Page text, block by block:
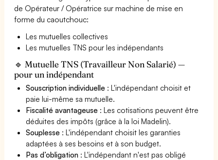
de Opérateur / Opératrice sur machine de mise en
forme du caoutchouc:
Les mutuelles collectives
Les mutuelles TNS pour les indépendants
🔹 Mutuelle TNS (Travailleur Non Salarié) —
pour un indépendant
Souscription individuelle : L'indépendant choisit et
paie lui-même sa mutuelle.
Fiscalité avantageuse : Les cotisations peuvent être
déduites des impôts (grâce à la loi Madelin).
Souplesse : L'indépendant choisit les garanties
adaptées à ses besoins et à son budget.
Pas d’obligation : L'indépendant n'est pas obligé